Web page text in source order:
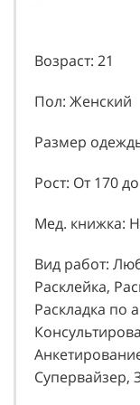
Возраст: 21
Пол: Женский
Размер
Рост: От 170
Мед. книжка:
Вид работ:
Расклейка,
Раскладка по
Супервайзер,